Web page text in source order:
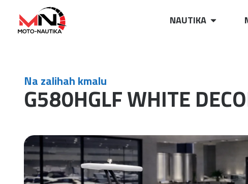
NAUTIKA
Na zalihah kmalu
G580HGLF WHITE